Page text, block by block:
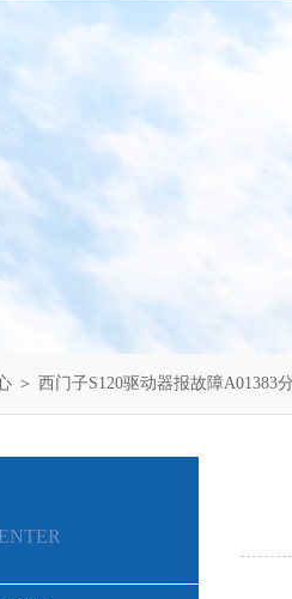
＞ 西门子S120驱动器报故障A01383